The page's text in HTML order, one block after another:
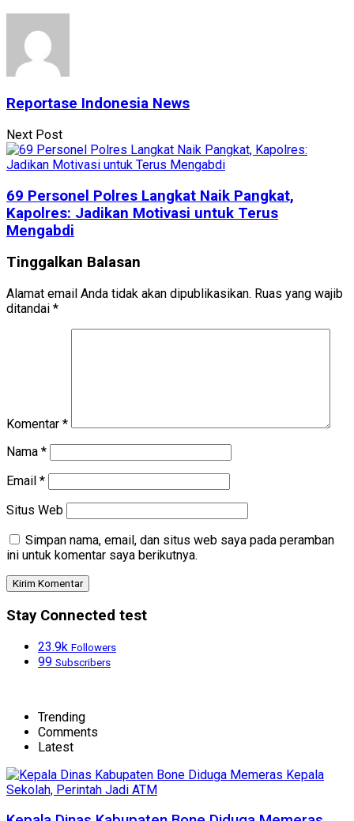
Reportase Indonesia News
Next Post
69 Personel Polres Langkat Naik Pangkat,
Kapolres: Jadikan Motivasi untuk Terus
Mengabdi
Tinggalkan Balasan
Alamat email Anda tidak akan dipublikasikan. Ruas yang wajib
ditandai *
Komentar *
Nama *
Email *
Situs Web
Simpan nama, email, dan situs web saya pada peramban
ini untuk komentar saya berikutnya.
Stay Connected test
23.9k Followers
99 Subscribers
Trending
Comments
Latest